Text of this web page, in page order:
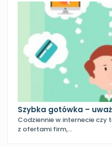
Szybka gotówka –
Codziennie w internecie czy
z ofertami firm,…